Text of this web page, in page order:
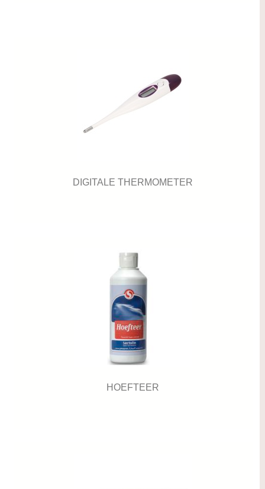
DIGITALE THERMOMETER
HOEFTEER